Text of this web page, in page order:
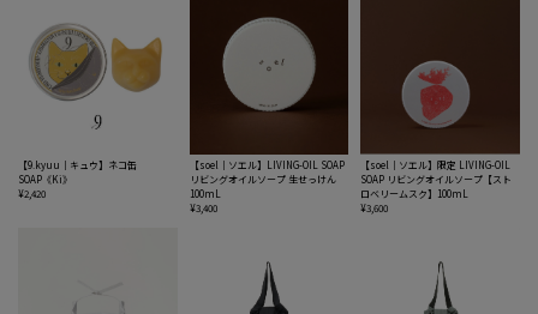
【9.kyuu｜キュウ】ネコ缶
SOAP《Ki》
¥2,420
【soel｜ソエル】LIVING-OIL SOAP
リビングオイルソープ 生せっけん
100mL
¥3,400
【soel｜ソエル】限定 LIVING-OIL
SOAP リビングオイルソープ【スト
ロベリームスク】100mL
¥3,600